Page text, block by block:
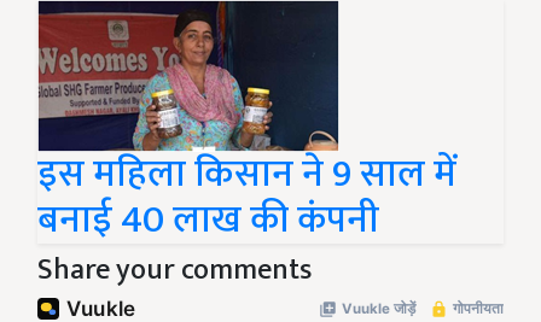
इस महिला किसान ने 9 साल में
बनाई 40 लाख की कंपनी
Share your comments